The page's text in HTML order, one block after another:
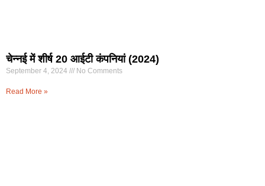
चेन्नई में शीर्ष 20 आईटी कंपनियां (2024)
September 4, 2024 No Comments
Read More »